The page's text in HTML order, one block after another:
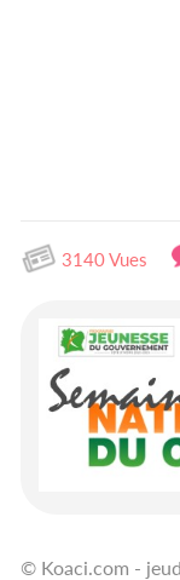
3140 Vues
© Koaci.com -